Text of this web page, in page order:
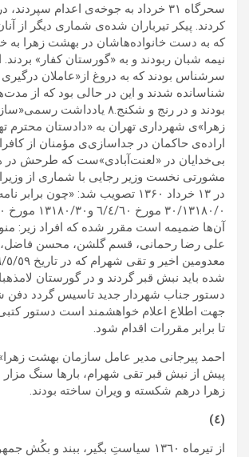
سحرگاه ٣١ خرداد به جوخه‌ى اعدام
کردند. پيكر تيرباران شده‌ى شماری ديگر از
که به دست خانواده‌هاشان در بهشت زهرا به
نیمه شبان ربودند و به «گورستان کفار» بردند.
شناسانده شدند و اين در حالى بود كه از
بودند و در رنج و شكنج.۸ يادداشت
زهرا»‌ى شهردارى تهران به «دادستان محترم
اراده‌ی حاكمان در جدا‌سازی‌ی مؤمنان از
بى‌خدايان در «لعنت‌آبادی»ست که طرحش
مشورتى نخست وزير رجايى با شمارى از
در ۱۳ خرداد ۱۳۶۰ تصویب شد: «چون
آن‌ها ضميمه است مقرر شده كه افراد زير:
على رضا رحمانى، قسم گلشن، محسن فاضل،
شده بايد نبش قبر گردند و در گورستان
دستور جناب شهردار جديد تاسيس گردد دفن
جهت اطلاع اعلام خواهشمند است دستور
تا برابر مقررات اقدام شود.
پيش از نبش قبر تقى شهرام، بارها سنگ مزار
زهرا درهم شكسته و ويران ساخته بودند.
(٤)
از تيرماه ١٣٦٠ سياستِ بگير، ببند و